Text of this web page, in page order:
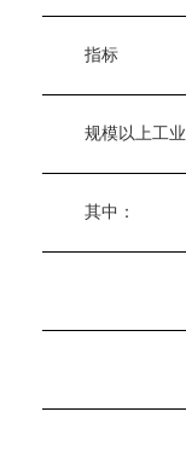
指标
规模以上工业
其中：